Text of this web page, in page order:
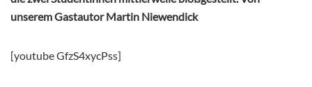
unserem Gastautor Martin Niewendick
[youtube GfzS4xycPss]